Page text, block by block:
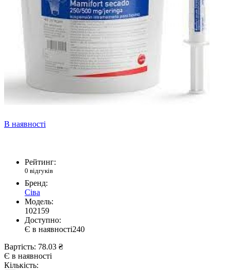
В наявності
Рейтинг:
0 відгуків
Бренд:
Сіва
Модель:
102159
Доступно:
Є в наявності240
Вартість: 78.03 ₴
Є в наявності
Кількість: